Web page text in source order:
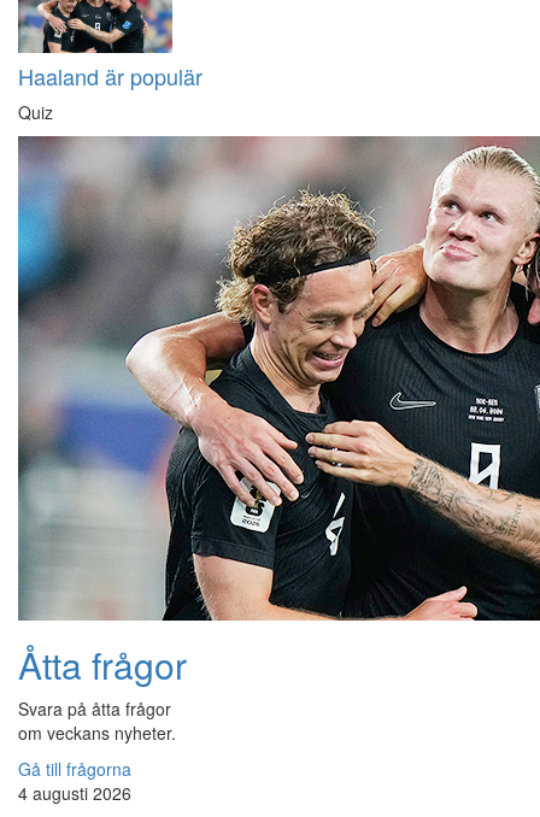
Haaland är populär
Quiz
Åtta frågor
Svara på åtta frågor
om veckans nyheter.
Gå till frågorna
4 augusti 2026